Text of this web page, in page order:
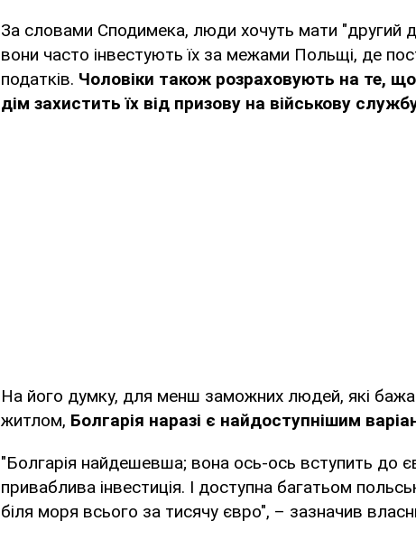
За словами Сподимека, люди хочуть мати "другий
вони часто інвестують їх за межами Польщі, де
податків. Чоловіки також розраховують на те,
дім захистить їх від призову на військову
На його думку, для менш заможних людей, які
житлом, Болгарія наразі є найдоступнішим
"Болгарія найдешевша; вона ось-ось вступить до
приваблива інвестиція. І доступна багатьом
біля моря всього за тисячу євро", – зазначив